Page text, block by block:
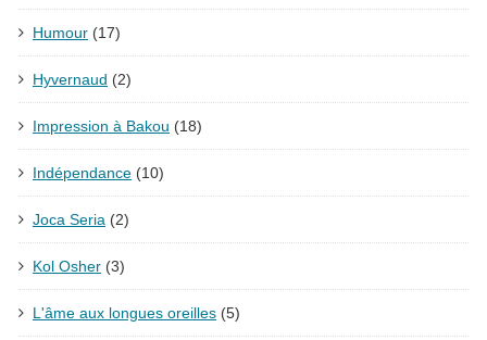
Humour (17)
Hyvernaud (2)
Impression à Bakou (18)
Indépendance (10)
Joca Seria (2)
Kol Osher (3)
L'âme aux longues oreilles (5)